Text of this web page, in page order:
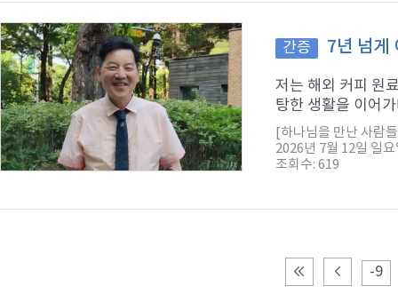
간증 7년 넘게
저는 해외 커피 원
탕한 생활을 이어
[하나님을 만난 사람
2026년 7월 12일 일요
조회수: 619
-9